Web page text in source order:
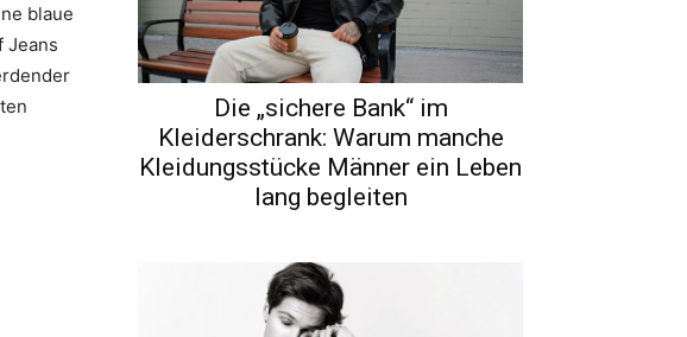
blaue
Jeans
Die „sichere Bank“ im
Kleiderschrank: Warum manche
Kleidungsstücke Männer ein Leben
lang begleiten